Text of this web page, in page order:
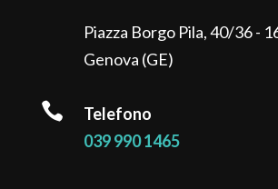
Piazza Borgo Pila, 40/36 -
Genova (GE)

Telefono
039 990 1465